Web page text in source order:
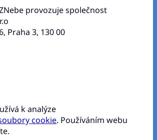
provozuje společnost
Praha 3, 130 00
k analýze
cookie. Používáním webu